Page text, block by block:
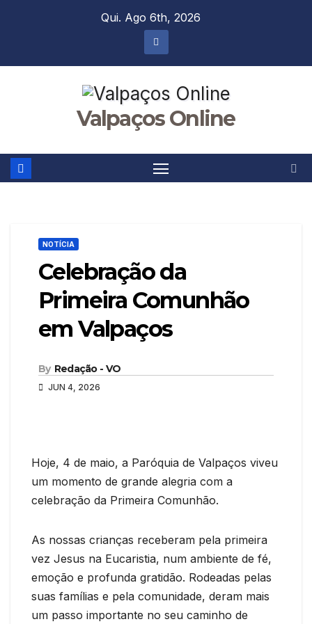
Qui. Ago 6th, 2026
Valpaços Online
NOTÍCIA
Celebração da
Primeira Comunhão
em Valpaços
By Redação - VO
JUN 4, 2026
Hoje, 4 de maio, a Paróquia de Valpaços viveu
um momento de grande alegria com a
celebração da Primeira Comunhão.
As nossas crianças receberam pela primeira
vez Jesus na Eucaristia, num ambiente de fé,
emoção e profunda gratidão. Rodeadas pelas
suas famílias e pela comunidade, deram mais
um passo importante no seu caminho de